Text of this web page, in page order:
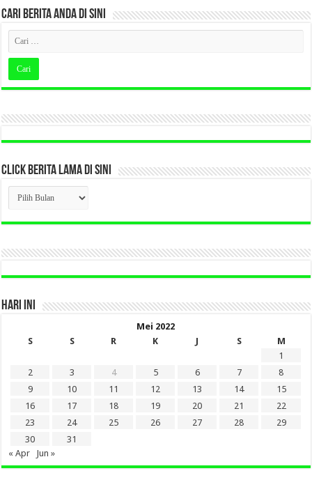
CARI BERITA ANDA DI SINI
CLICK BERITA LAMA DI SINI
CLICK
BERITA
LAMA
DI
HARI INI
Mei 2022
S
S R K J S
M
1
2
3 4 5 6 7
8
9
10 11 12 13 14
15
16
17 18 19 20 21
22
23
24 25 26 27 28
29
30
31
« Apr
Jun »